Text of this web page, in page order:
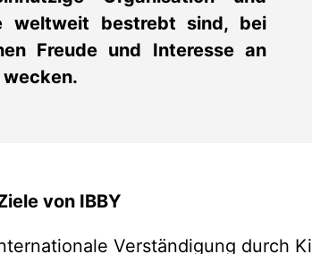
weltweit bestrebt sind, bei
Freude und Interesse an
von IBBY
Verständigung durch